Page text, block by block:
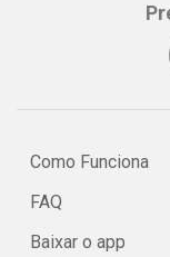
Como Funciona
FAQ
Baixar o app